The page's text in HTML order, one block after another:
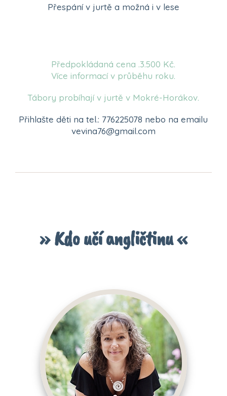
Přespání v jurtě a možná i v lese
Předpokládaná cena .3.500 Kč.
Více informací v průběhu roku.
Tábory probíhají v jurtě v Mokré-Horákov.
Přihlašte děti na tel.: 776225078 nebo na emailu
vevina76@gmail.com
» Kdo učí angličtinu «